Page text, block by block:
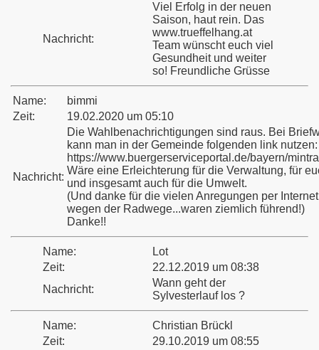
Nachricht:
Viel Erfolg in der neuen
Saison, haut rein. Das
www.trueffelhang.at
Team wünscht euch viel
Gesundheit und weiter
so! Freundliche Grüsse
Name:
bimmi
Zeit:
19.02.2020 um 05:10
Nachricht:
Die Wahlbenachrichtigungen sind raus. Bei
kann man in der Gemeinde folgenden link nutzen:
https://www.buergerserviceportal.de/bayern/
Wäre eine Erleichterung für die Verwaltung, für
und insgesamt auch für die Umwelt.
(Und danke für die vielen Anregungen per Internet
wegen der Radwege...waren ziemlich führend!)
Danke!!
Name:
Lot
Zeit:
22.12.2019 um 08:38
Nachricht:
Wann geht der
Sylvesterlauf los ?
Name:
Christian Brückl
Zeit:
29.10.2019 um 08:55